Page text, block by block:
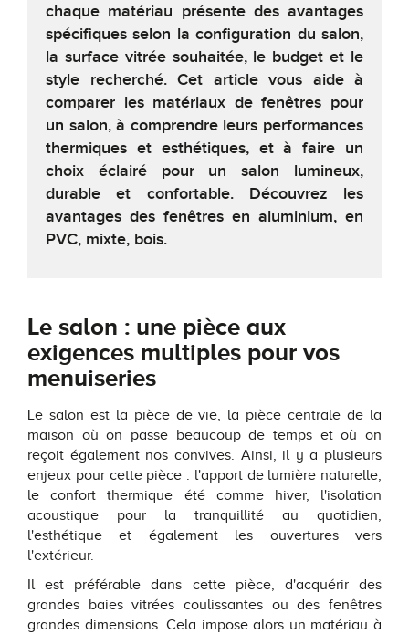
chaque matériau présente des avantages
spécifiques selon la configuration du salon,
la surface vitrée souhaitée, le budget et le
style recherché. Cet article vous aide à
comparer les matériaux de fenêtres pour
un salon, à comprendre leurs performances
thermiques et esthétiques, et à faire un
choix éclairé pour un salon lumineux,
durable et confortable. Découvrez les
avantages des fenêtres en aluminium, en
PVC, mixte, bois.
Le salon : une pièce aux
exigences multiples pour vos
menuiseries
Le salon est la pièce de vie, la pièce centrale de la
maison où on passe beaucoup de temps et où on
reçoit également nos convives. Ainsi, il y a plusieurs
enjeux pour cette pièce : l'apport de lumière naturelle,
le confort thermique été comme hiver, l'isolation
acoustique pour la tranquillité au quotidien,
l'esthétique et également les ouvertures vers
l'extérieur.
Il est préférable dans cette pièce, d'acquérir des
grandes baies vitrées coulissantes ou des fenêtres
grandes dimensions. Cela impose alors un matériau à